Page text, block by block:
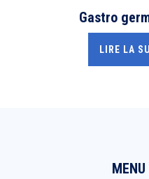
Gastro
LIRE LA
MENU